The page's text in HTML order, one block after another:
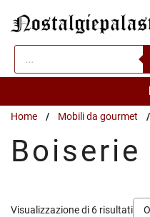
contenuto
Products
search
Home / Mobili da gourmet /
Boiserie
Visualizzazione di 6 risultati